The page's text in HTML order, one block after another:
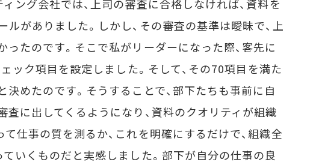
ング会社では、上司の審査に合格しなければ、資料を
がありました。しかし、その審査の基準は曖昧で、上
たのです。そこで私がリーダーになった際、客先に
ック項目を設定しました。そして、その70項目を満た
決めたのです。そうすることで、部下たちも事前に自
に出してくるようになり、資料のクオリティが組織
仕事の質を測るか、これを明確にするだけで、組織全
いくものだと実感しました。部下が自分の仕事の良